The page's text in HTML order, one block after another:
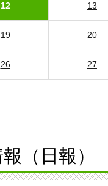
12 13
19 20
26 27
（日報）